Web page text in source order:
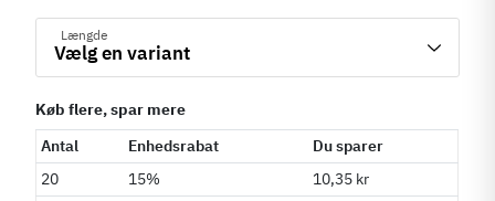
Længde
Køb flere, spar mere
Antal Enhedsrabat
Du sparer
20
15%
10,35 kr